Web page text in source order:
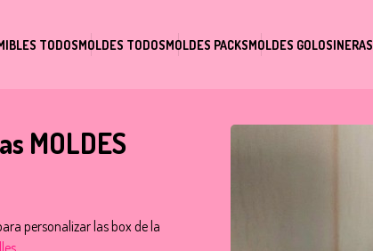
TODOSMOLDES TODOSMOLDES PACKSMOLDES GOLOSINERAS
MOLDES
personalizar las box de la